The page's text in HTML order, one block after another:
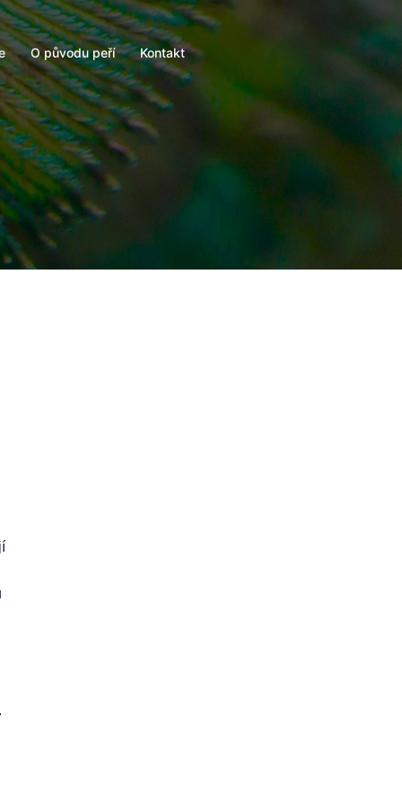
O původu peří
Kontakt